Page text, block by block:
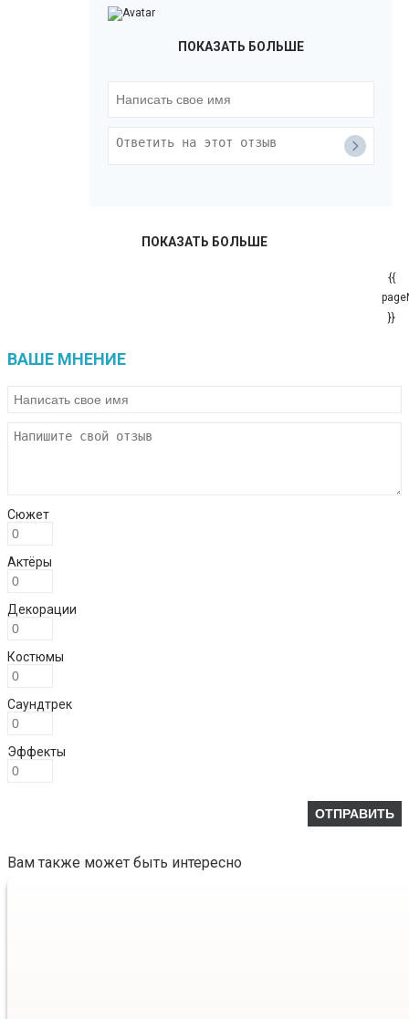
ПОКАЗАТЬ БОЛЬШЕ
ПОКАЗАТЬ БОЛЬШЕ
{{
}}
ВАШЕ МНЕНИЕ
Сюжет
Актёры
Декорации
Костюмы
Саундтрек
Эффекты
Вам также может быть интересно